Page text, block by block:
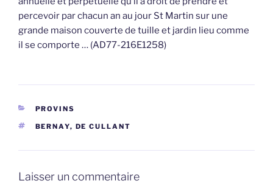
percevoir par chacun an au jour St Martin sur une
grande maison couverte de tuille et jardin lieu comme
il se comporte … (AD77-216E1258)
CATÉGORIES
PROVINS
ÉTIQUETTES
BERNAY, DE CULLANT
Laisser un commentaire